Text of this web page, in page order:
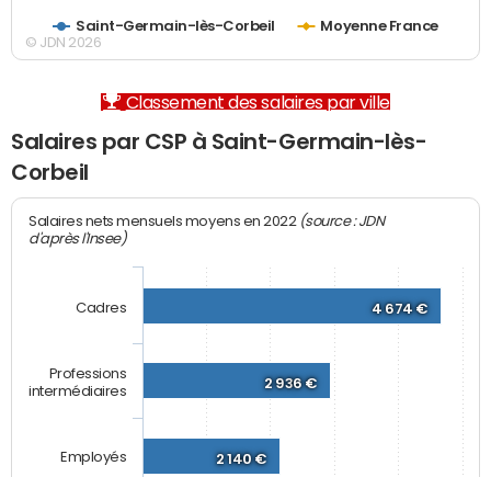
Saint-Germain-lès-Corbeil Moyenne France
© JDN 2026
Classement des salaires par ville
Salaires par CSP à Saint-Germain-lès-
Corbeil
Salaires nets mensuels moyens en 2022 (source : JDN
d'après l'Insee)
4 674 €
2 936 €
2 140 €
Cadres
Professions
intermédiaires
Employés